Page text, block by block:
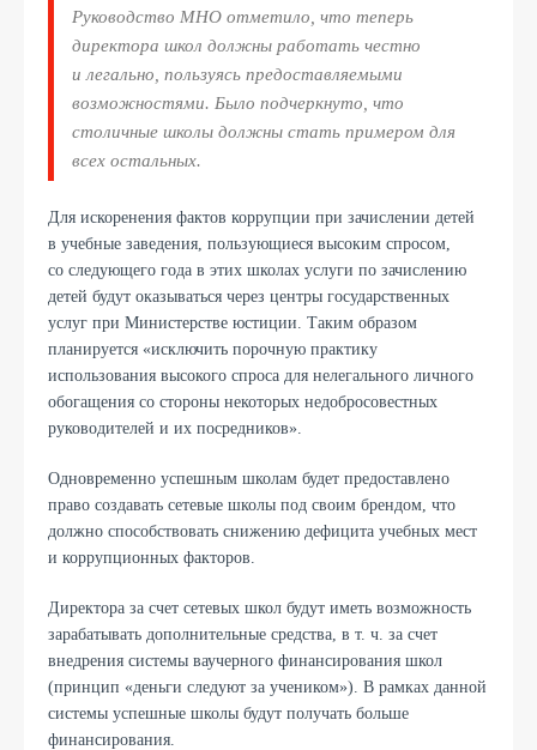
Руководство МНО отметило, что теперь
директора школ должны работать честно
и легально, пользуясь предоставляемыми
возможностями. Было подчеркнуто, что
столичные школы должны стать примером для
всех остальных.
Для искоренения фактов коррупции при зачислении детей
в учебные заведения, пользующиеся высоким спросом,
со следующего года в этих школах услуги по зачислению
детей будут оказываться через центры государственных
услуг при Министерстве юстиции. Таким образом
планируется «исключить порочную практику
использования высокого спроса для нелегального личного
обогащения со стороны некоторых недобросовестных
руководителей и их посредников».
Одновременно успешным школам будет предоставлено
право создавать сетевые школы под своим брендом, что
должно способствовать снижению дефицита учебных мест
и коррупционных факторов.
Директора за счет сетевых школ будут иметь возможность
зарабатывать дополнительные средства, в т. ч. за счет
внедрения системы ваучерного финансирования школ
(принцип «деньги следуют за учеником»). В рамках данной
системы успешные школы будут получать больше
финансирования.